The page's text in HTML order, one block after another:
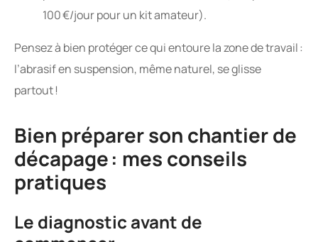
100 €/jour pour un kit amateur).
Pensez à bien protéger ce qui entoure la zone de travail :
l’abrasif en suspension, même naturel, se glisse
partout !
Bien préparer son chantier de
décapage : mes conseils
pratiques
Le diagnostic avant de